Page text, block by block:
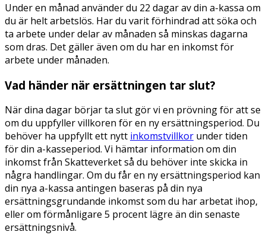
Under en månad använder du 22 dagar av din a-kassa om
du är helt arbetslös. Har du varit förhindrad att söka och
ta arbete under delar av månaden så minskas dagarna
som dras. Det gäller även om du har en inkomst för
arbete under månaden.
Vad händer när ersättningen tar slut?
När dina dagar börjar ta slut gör vi en prövning för att se
om du uppfyller villkoren för en ny ersättningsperiod. Du
behöver ha uppfyllt ett nytt inkomstvillkor under tiden
för din a-kasseperiod. Vi hämtar information om din
inkomst från Skatteverket så du behöver inte skicka in
några handlingar. Om du får en ny ersättningsperiod kan
din nya a-kassa antingen baseras på din nya
ersättningsgrundande inkomst som du har arbetat ihop,
eller om förmånligare 5 procent lägre än din senaste
ersättningsnivå.